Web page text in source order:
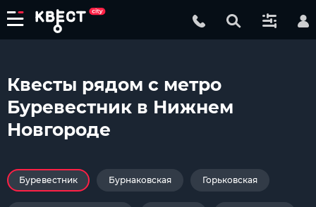
Квесты рядом с метро
Буревестник в Нижнем
Новгороде
Буревестник Бурнаковская Горьковская